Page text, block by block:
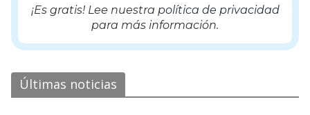
¡Es gratis! Lee nuestra política de privacidad
para más información.
Últimas noticias